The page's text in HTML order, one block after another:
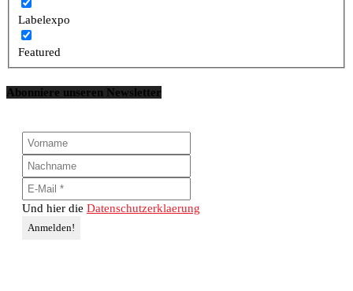
Labelexpo
Featured
Abonniere unseren Newsletter
Und hier die Datenschutzerklaerung